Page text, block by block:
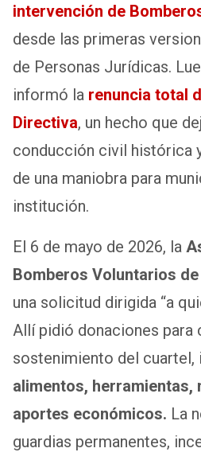
intervención de
desde las primeras
de Personas Jurídicas.
informó la renuncia total
Directiva, un hecho que
conducción civil histórica
de una maniobra para
institución.
El 6 de mayo de 2026, la
Bomberos Voluntarios de
una solicitud dirigida “a
Allí pidió donaciones para
sostenimiento del cuartel,
alimentos, herramientas,
aportes económicos. La
guardias permanentes,